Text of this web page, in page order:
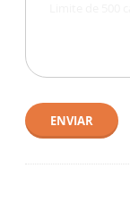
ENVIAR